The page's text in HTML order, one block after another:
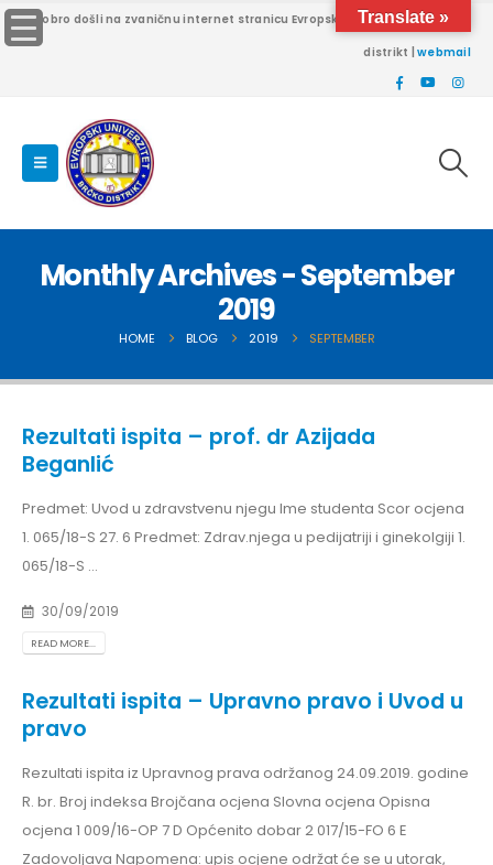
Dobro došli na zvaničnu internet stranicu Evropskog univerziteta Brčko
distrikt |webmail
Monthly Archives - September
2019
HOME BLOG 2019 SEPTEMBER
Rezultati ispita – prof. dr Azijada
Beganlić
Predmet: Uvod u zdravstvenu njegu Ime studenta Scor ocjena
1. 065/18-S 27. 6 Predmet: Zdrav.njega u pedijatriji i ginekolgiji 1.
065/18-S ...
30/09/2019
READ MORE...
Rezultati ispita – Upravno pravo i Uvod u
pravo
Rezultati ispita iz Upravnog prava održanog 24.09.2019. godine
R. br. Broj indeksa Brojčana ocjena Slovna ocjena Opisna
ocjena 1 009/16-OP 7 D Općenito dobar 2 017/15-FO 6 E
Zadovoljava Napomena: upis ocjene održat će se u utorak,
Translate »